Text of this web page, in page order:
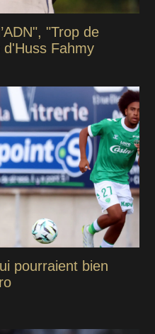
"Trop de
Fahmy
pourraient bien